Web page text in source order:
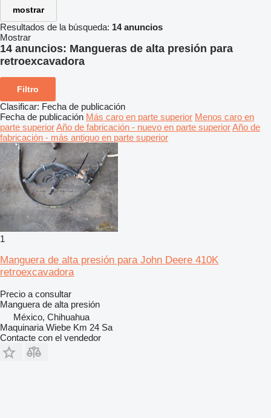
mostrar
Resultados de la búsqueda: 14 anuncios
Mostrar
14 anuncios: Mangueras de alta presión para
retroexcavadora
Filtro
Clasificar: Fecha de publicación
Fecha de publicación Más caro en parte superior Menos caro en
parte superiorAño de fabricación - nuevo en parte superiorAño de
fabricación - más antiguo en parte superior
1
Manguera de alta presión para John Deere 410K
retroexcavadora
Precio a consultar
Manguera de alta presión
México, Chihuahua
Maquinaria Wiebe Km 24 Sa
Contacte con el vendedor